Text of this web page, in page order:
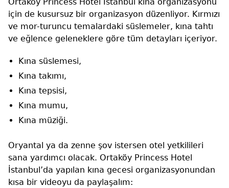
için de kusursuz bir organizasyon düzenliyor. Kırmızı
ve mor-turuncu temalardaki süslemeler, kına tahtı
ve eğlence geleneklere göre tüm detayları içeriyor.
Kına süslemesi,
Kına takımı,
Kına tepsisi,
Kına mumu,
Kına müziği.
Oryantal ya da zenne şov istersen otel yetkilileri
sana yardımcı olacak. Ortaköy Princess Hotel
İstanbul’da yapılan kına gecesi organizasyonundan
kısa bir videoyu da paylaşalım: